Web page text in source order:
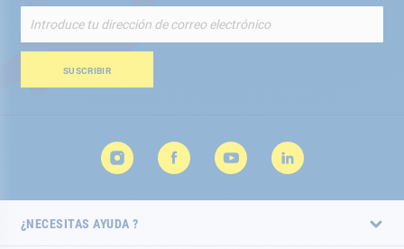
nuestro
de
SUSCRIBIR
¿NECESITAS AYUDA ?